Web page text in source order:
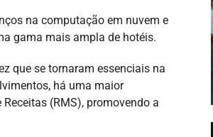
na computação em nuvem e
gama mais ampla de hotéis.
que se tornaram essenciais na
há uma maior
(RMS), promovendo a